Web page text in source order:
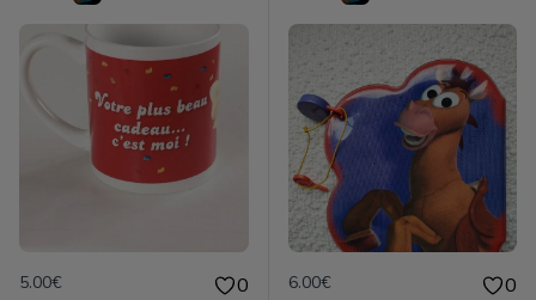
5.00€ 0 6.00€ 0